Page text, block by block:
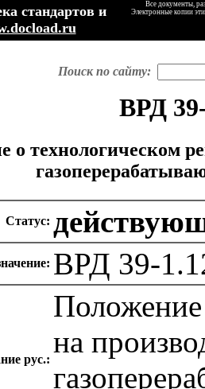
стандартов и
Все документы,
Электронные копии
Поиск по сайту:
ВРД
о технологическом
Статус:
ВРД 39-
рус.:
Положение
на